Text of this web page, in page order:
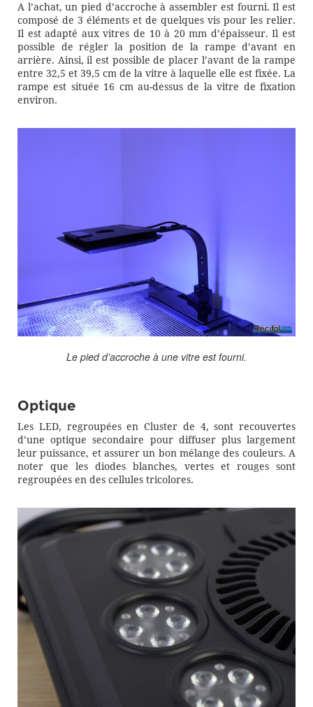
A l’achat, un pied d’accroche à assembler est fourni. Il est
composé de 3 éléments et de quelques vis pour les relier.
Il est adapté aux vitres de 10 à 20 mm d’épaisseur. Il est
possible de régler la position de la rampe d’avant en
arrière. Ainsi, il est possible de placer l’avant de la rampe
entre 32,5 et 39,5 cm de la vitre à laquelle elle est fixée. La
rampe est située 16 cm au-dessus de la vitre de fixation
environ.
Le pied d’accroche à une vitre est fourni.
Optique
Les LED, regroupées en Cluster de 4, sont recouvertes
d’une optique secondaire pour diffuser plus largement
leur puissance, et assurer un bon mélange des couleurs. A
noter que les diodes blanches, vertes et rouges sont
regroupées en des cellules tricolores.